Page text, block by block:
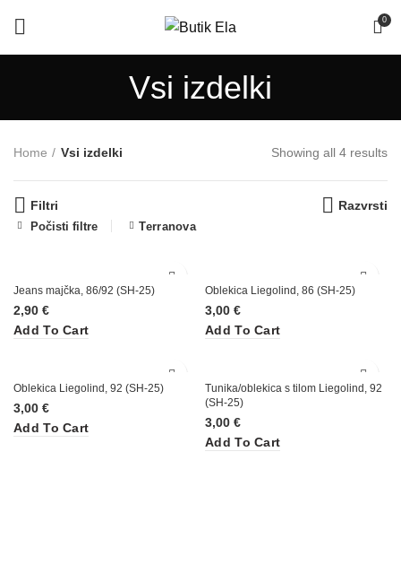
0
Vsi izdelki
Home Vsi izdelki Showing all 4 results
Filtri Razvrsti
Počisti filtre Terranova
Jeans majčka, 86/92 (SH-25)
2,90 €
Add To Cart
Oblekica Liegolind, 86 (SH-25)
3,00 €
Add To Cart
Oblekica Liegolind, 92 (SH-25)
3,00 €
Add To Cart
Tunika/oblekica s tilom Liegolind, 92
(SH-25)
3,00 €
Add To Cart